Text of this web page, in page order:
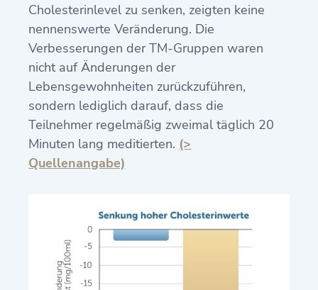
Cholesterinlevel zu senken, zeigten keine
nennenswerte Veränderung. Die
Verbesserungen der TM-Gruppen waren
nicht auf Änderungen der
Lebensgewohnheiten zurückzuführen,
sondern lediglich darauf, dass die
Teilnehmer regelmäßig zweimal täglich 20
Minuten lang meditierten. (>
Quellenangabe)